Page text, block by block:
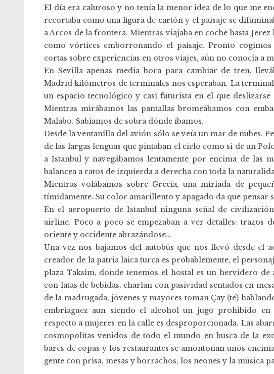
El día era caluroso y no tenía la menor idea de lo que me
recortaba como una figura de cartón y el paisaje se
a Arcos de la frontera. Mientras viajaba en coche hasta
como vórtices emborronando el paisaje. Pronto
cortas sobre experiencias en otros viajes, aún no conocía a
En Sevilla apenas media hora para cambiar de tren,
Madrid kilómetros de terminales nos esperaban. La
un espacio tecnológico y casi futurista en el que
Mientras mirábamos las pantallas bromeábamos con
Malabo. Sabíamos de sobra dónde íbamos.
Desde la ventanilla del avión sólo se veía un mar de nubes.
de las largas lenguas que pintaban el cielo como si de un
a Istanbul y navegábamos lentamente por encima de las
balancea a ratos de izquierda a derecha con toda la
Mientras volábamos sobre Grecia, una miríada de
tímidamente. Su color amarillento y apagado da que pensar
En el aeropuerto de Istanbul ninguna señal de
airline. Poco a poco se empezaban a ver detalles: trazos
oriente y occidente abrazándose…
Una vez nos bajamos del autobús que nos llevó desde el
creador de la patria laica turca es probablemente, el
plaza Taksim, donde tenemos el hostal es un hervidero de
con latas de bebidas, charlan con pasividad sentados en
de la madrugada, jóvenes y mayores toman Çay (té)
embriaguez aun siendo el alcohol un jugo prohibido
respecto a mujeres en la calle es desproporcionada. Las
cosmopolitas venidos de todo el mundo en busca de la
bares de copas y los restaurantes se amontonan unos
gente con prisa, mesas y borrachos, los neones y la música